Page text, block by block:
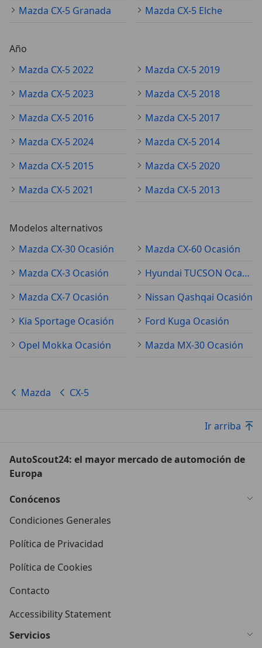
Mazda CX-5 Granada
Mazda CX-5 Elche
Año
Mazda CX-5 2022
Mazda CX-5 2019
Mazda CX-5 2023
Mazda CX-5 2018
Mazda CX-5 2016
Mazda CX-5 2017
Mazda CX-5 2024
Mazda CX-5 2014
Mazda CX-5 2015
Mazda CX-5 2020
Mazda CX-5 2021
Mazda CX-5 2013
Modelos alternativos
Mazda CX-30 Ocasión
Mazda CX-60 Ocasión
Mazda CX-3 Ocasión
Hyundai TUCSON Ocasión
Mazda CX-7 Ocasión
Nissan Qashqai Ocasión
Kia Sportage Ocasión
Ford Kuga Ocasión
Opel Mokka Ocasión
Mazda MX-30 Ocasión
Mazda CX-5
Ir arriba
AutoScout24: el mayor mercado de automoción de
Europa
Conócenos
Condiciones Generales
Política de Privacidad
Política de Cookies
Contacto
Accessibility Statement
Servicios